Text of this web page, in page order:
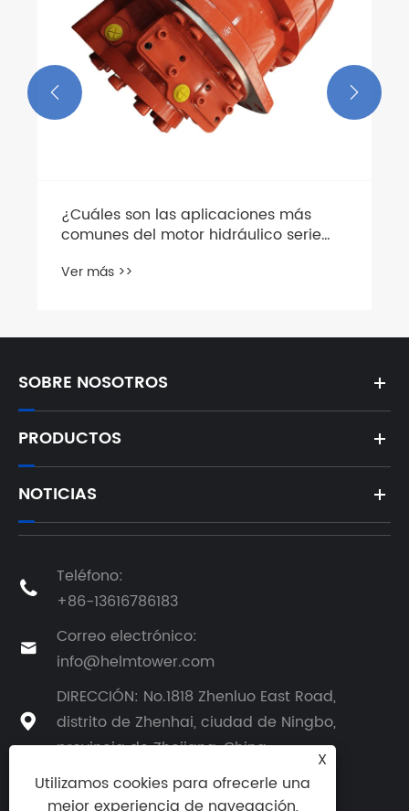
¿Cuáles son las aplicaciones más
comunes del motor hidráulico serie
Ver más >>
 
SOBRE NOSOTROS
PRODUCTOS
NOTICIAS

Teléfono:
+86-13616786183

Correo electrónico:
info@helmtower.com

DIRECCIÓN: No.1818 Zhenluo East Road,
distrito de Zhenhai, ciudad de Ningbo,
provincia de Zhejiang, China
X
Utilizamos cookies para ofrecerle una